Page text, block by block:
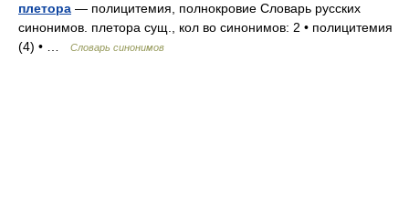
плетора — полицитемия, полнокровие Словарь русских
синонимов. плетора сущ., кол во синонимов: 2 • полицитемия
(4) • …
Словарь синонимов